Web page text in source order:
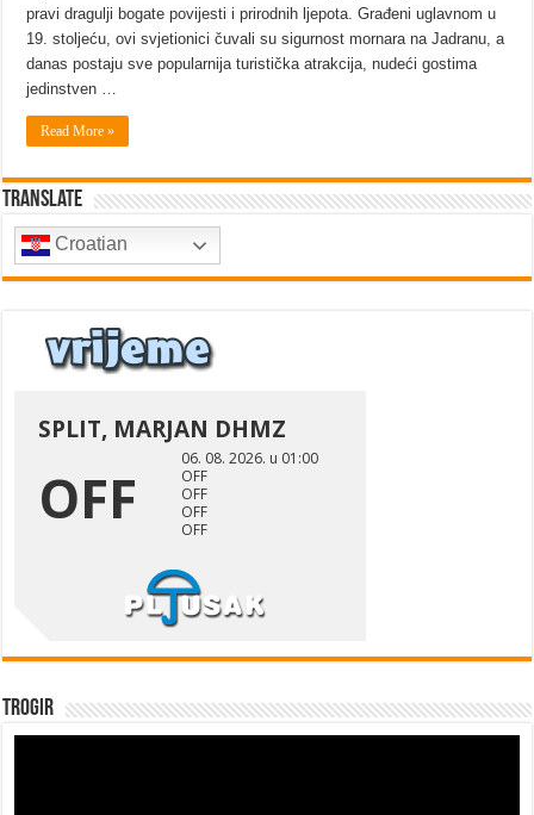
pravi dragulji bogate povijesti i prirodnih ljepota. Građeni uglavnom u
19. stoljeću, ovi svjetionici čuvali su sigurnost mornara na Jadranu, a
danas postaju sve popularnija turistička atrakcija, nudeći gostima
jedinstven …
Read More »
Translate
Croatian
Trogir